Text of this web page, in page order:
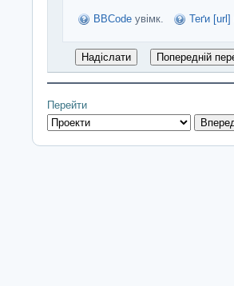
BBCode увімк. Теґи [url]
Перейти